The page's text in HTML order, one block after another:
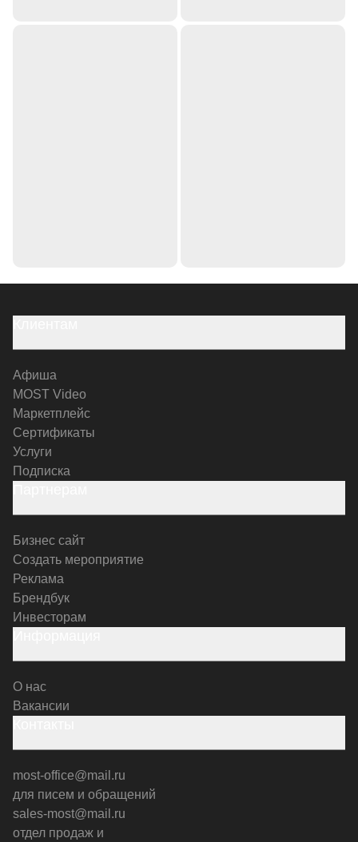
Афиша
MOST Video
Маркетплейс
Сертификаты
Услуги
Подписка
Бизнес сайт
Создать мероприятие
Реклама
Брендбук
Инвесторам
О нас
Вакансии
most-office@mail.ru
для писем и обращений
sales-most@mail.ru
отдел продаж и